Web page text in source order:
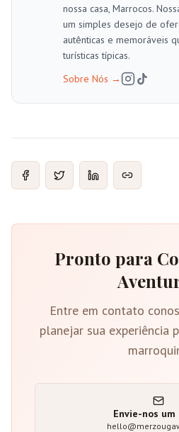
nossa casa, Marrocos.
um simples desejo de
autênticas e memoráveis
turísticas típicas.
Sobre Nós →
Pronto para
Entre em contato
planejar sua experiência
Envie-nos um